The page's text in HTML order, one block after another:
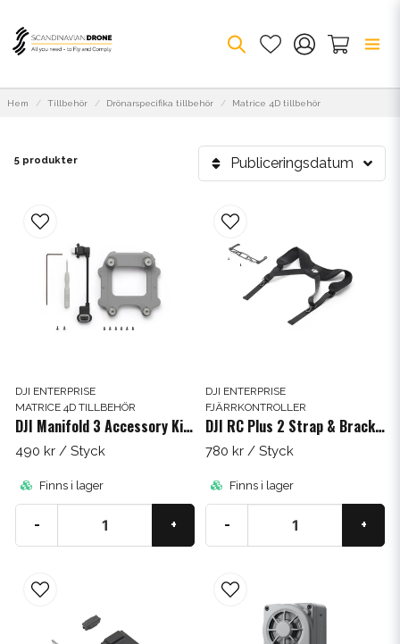
Hem Tillbehör Drönarspecifika tillbehör Matrice 4D tillbehör
5 produkter Publiceringsdatum
DJI ENTERPRISE
MATRICE 4D TILLBEHÖR
DJI Manifold 3 Accessory Kit (Matrice 4D)
490 kr / Styck
Finns i lager
- +
DJI ENTERPRISE
FJÄRRKONTROLLER
DJI RC Plus 2 Strap & Bracket Kit
780 kr / Styck
Finns i lager
- +